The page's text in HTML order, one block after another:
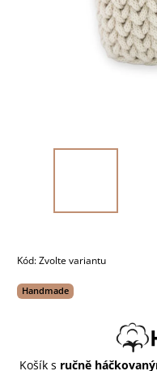
Kód:Zvolte variantu
Handmade
Košík s ručně